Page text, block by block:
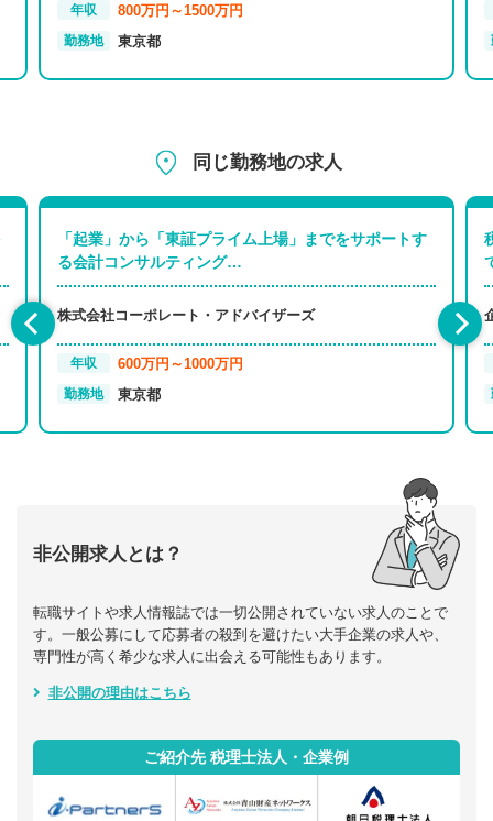
年収 800万円～1500万円
勤務地 東京都
同じ勤務地の求人
「起業」から「東証プライム上場」までをサポートす
る会計コンサルティング…
株式会社コーポレート・アドバイザーズ
年収 600万円～1000万円
勤務地 東京都
非公開求人とは？
転職サイトや求人情報誌では一切公開されていない求人のことで
す。一般公募にして応募者の殺到を避けたい大手企業の求人や、
専門性が高く希少な求人に出会える可能性もあります。
非公開の理由はこちら
ご紹介先 税理士法人・企業例